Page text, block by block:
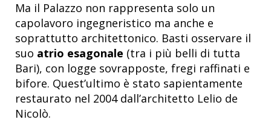
Ma il Palazzo non rappresenta solo un
capolavoro ingegneristico ma anche e
soprattutto architettonico. Basti osservare il
suo atrio esagonale (tra i più belli di tutta
Bari), con logge sovrapposte, fregi raffinati e
bifore. Quest’ultimo è stato sapientamente
restaurato nel 2004 dall’architetto Lelio de
Nicolò.